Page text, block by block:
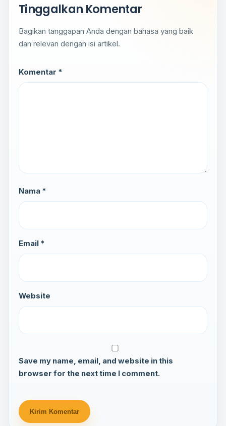
Tinggalkan Komentar
Bagikan tanggapan Anda dengan bahasa yang baik
dan relevan dengan isi artikel.
Komentar *
Nama *
Email *
Website
Save my name, email, and website in this
browser for the next time I comment.